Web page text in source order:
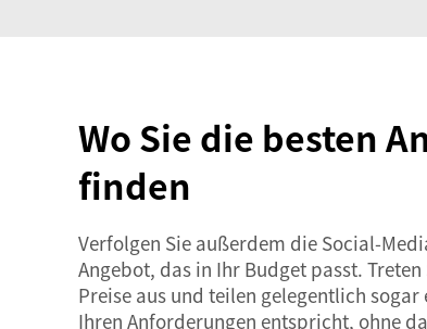
Wo Sie die besten
finden
Verfolgen Sie außerdem die Social-
Angebot, das in Ihr Budget passt.
Preise aus und teilen gelegentlich
Ihren Anforderungen entspricht, ohne